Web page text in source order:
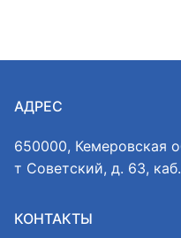
АДРЕС
650000, Кемеровская
т Советский, д. 63,
КОНТАКТЫ